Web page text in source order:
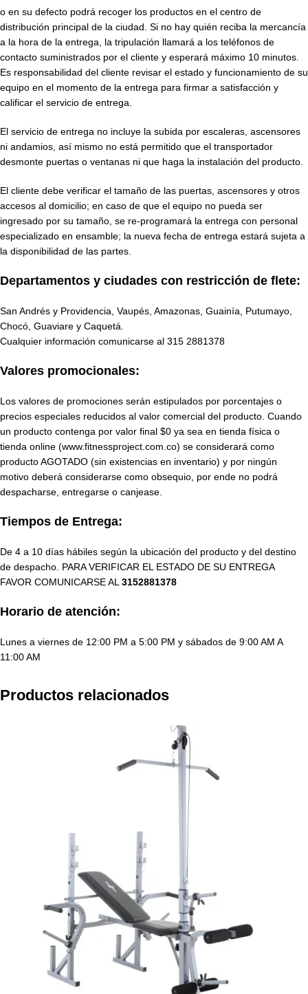
o en su defecto podrá recoger los productos en el centro de
distribución principal de la ciudad. Si no hay quién reciba la mercancía
a la hora de la entrega, la tripulación llamará a los teléfonos de
contacto suministrados por el cliente y esperará máximo 10 minutos.
Es responsabilidad del cliente revisar el estado y funcionamiento de su
equipo en el momento de la entrega para firmar a satisfacción y
calificar el servicio de entrega.
El servicio de entrega no incluye la subida por escaleras, ascensores
ni andamios, así mismo no está permitido que el transportador
desmonte puertas o ventanas ni que haga la instalación del producto.
El cliente debe verificar el tamaño de las puertas, ascensores y otros
accesos al domicilio; en caso de que el equipo no pueda ser
ingresado por su tamaño, se re-programará la entrega con personal
especializado en ensamble; la nueva fecha de entrega estará sujeta a
la disponibilidad de las partes.
Departamentos y ciudades con restricción de flete:
San Andrés y Providencia, Vaupés, Amazonas, Guainía, Putumayo,
Chocó, Guaviare y Caquetá.
Cualquier información comunicarse al 315 2881378
Valores promocionales:
Los valores de promociones serán estipulados por porcentajes o
precios especiales reducidos al valor comercial del producto. Cuando
un producto contenga por valor final $0 ya sea en tienda física o
tienda online (www.fitnessproject.com.co) se considerará como
producto AGOTADO (sin existencias en inventario) y por ningún
motivo deberá considerarse como obsequio, por ende no podrá
despacharse, entregarse o canjease.
Tiempos de Entrega:
De 4 a 10 días hábiles según la ubicación del producto y del destino
de despacho. PARA VERIFICAR EL ESTADO DE SU ENTREGA
FAVOR COMUNICARSE AL 3152881378
Horario de atención:
Lunes a viernes de 12:00 PM a 5:00 PM y sábados de 9:00 AM A
11:00 AM
Productos relacionados